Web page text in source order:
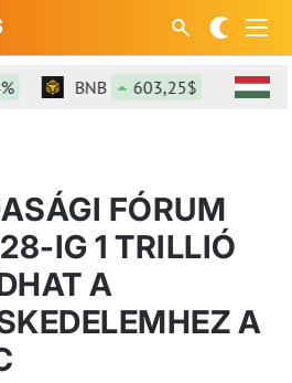
BNB 603,25$ +0,15%
FÓRUM
IG 1 TRILLIÓ
A
A